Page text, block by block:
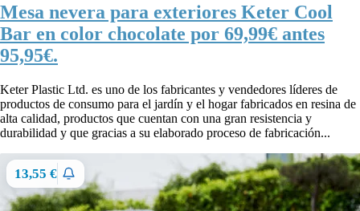
Mesa nevera para exteriores Keter Cool
Bar en color chocolate por 69,99€ antes
95,95€.
Keter Plastic Ltd. es uno de los fabricantes y vendedores líderes de
productos de consumo para el jardín y el hogar fabricados en resina de
alta calidad, productos que cuentan con una gran resistencia y
durabilidad y que gracias a su elaborado proceso de fabricación...
13,55 €